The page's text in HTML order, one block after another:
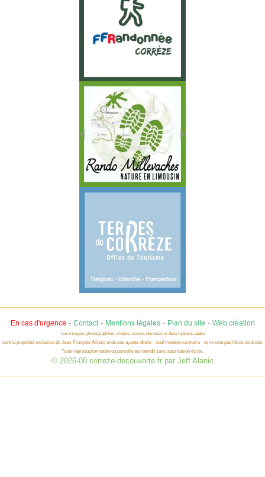
En cas d'urgence - Contact- Mentions légales- Plan du site - Web création
Les images, photographies, vidéos, textes, données et descriptions audio
sont la propriété exclusive de Jean-François Allanic et de ses ayants-droits - sauf mention contraire - et ne sont pas libres de droits.
Toute reproduction totale ou partielle est interdit sans autorisation écrite.
© 2026-08 correze-decouverte.fr par Jeff Alanic